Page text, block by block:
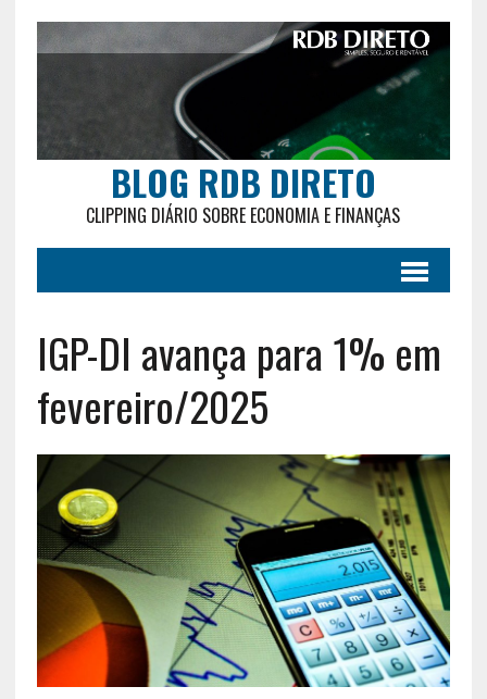
BLOG RDB DIRETO
CLIPPING DIÁRIO SOBRE ECONOMIA E FINANÇAS
IGP-DI avança para 1% em
fevereiro/2025